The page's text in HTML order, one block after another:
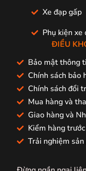
Xe đạp gấp
Phụ kiện xe
ĐIỀU
Bảo mật thông
Chính sách bảo
Chính sách đổi
Mua hàng và
Giao hàng và
Kiểm hàng
Trải nghiệm